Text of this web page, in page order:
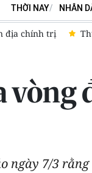
THỜI NAY NHÂN
nguy cơ chính phủ
vòng
ngày 7/3